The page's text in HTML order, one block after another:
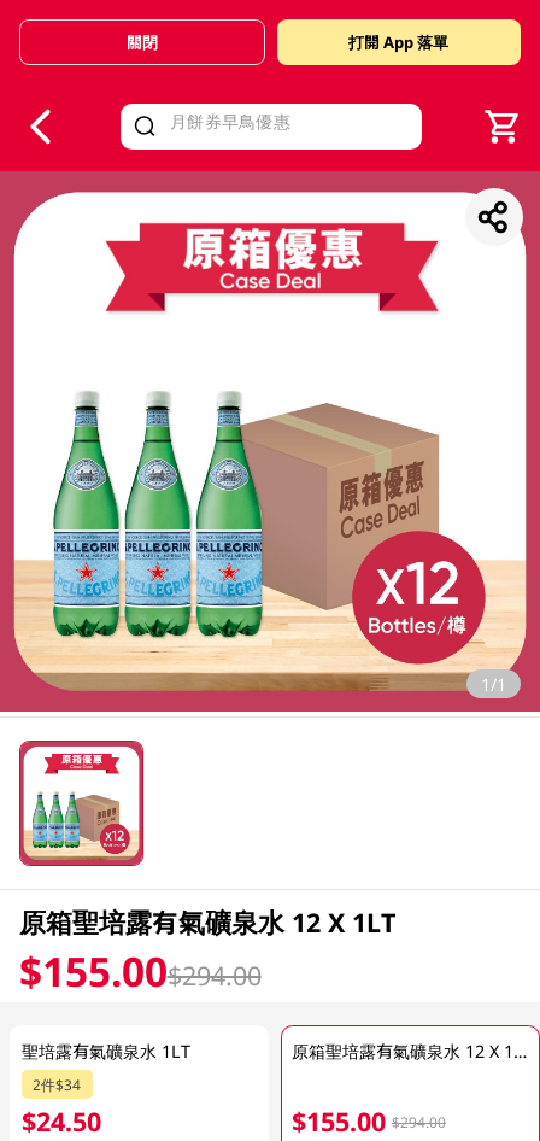
Valid Until 30 June 2026
關閉 打開 App 落單
1/1
原箱聖培露有氣礦泉水 12 X 1LT
$155.00$294.00
聖培露有氣礦泉水 1LT
2件$34
$24.50
原箱聖培露有氣礦泉水 12 X 1LT
$155.00 $294.00